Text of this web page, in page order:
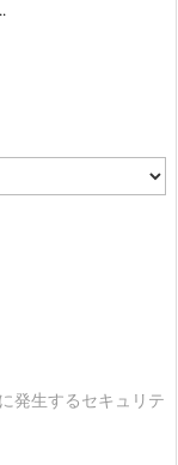
発生するセキュリテ